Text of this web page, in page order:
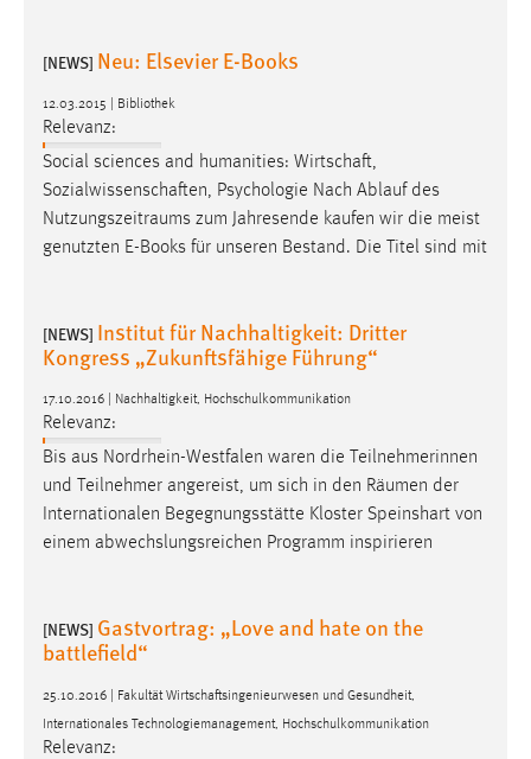
[NEWS] Neu: Elsevier E-Books
12.03.2015 | Bibliothek
Relevanz:
Social sciences and humanities: Wirtschaft,
Sozialwissenschaften, Psychologie Nach Ablauf des
Nutzungszeitraums zum Jahresende kaufen wir die meist
genutzten E-Books für unseren Bestand. Die Titel sind mit
[NEWS] Institut für Nachhaltigkeit: Dritter
Kongress „Zukunftsfähige Führung“
17.10.2016 | Nachhaltigkeit, Hochschulkommunikation
Relevanz:
Bis aus Nordrhein-Westfalen waren die Teilnehmerinnen
und Teilnehmer angereist, um sich in den Räumen der
Internationalen Begegnungsstätte Kloster Speinshart von
einem abwechslungsreichen Programm inspirieren
[NEWS] Gastvortrag: „Love and hate on the
battlefield“
25.10.2016 | Fakultät Wirtschaftsingenieurwesen und Gesundheit,
Internationales Technologiemanagement, Hochschulkommunikation
Relevanz: